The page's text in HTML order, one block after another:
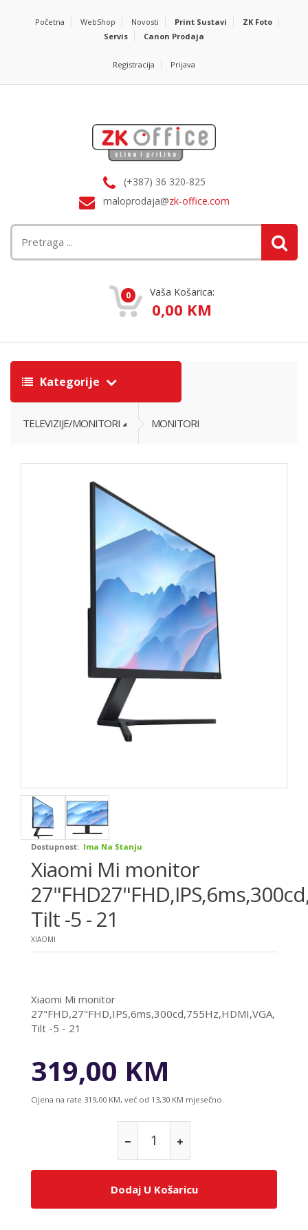
Početna WebShop Novosti Print Sustavi
ZK Foto
Servis
Canon Prodaja
Registracija Prijava
(+387) 36 320-825
maloprodaja@zk-office.com
0 Vaša Košarica:
0,00 KM
Kategorije
TELEVIZIJE/MONITORI MONITORI
Dostupnost: Ima Na Stanju
Xiaomi Mi monitor
Tilt -5 - 21
XIAOMI
Xiaomi Mi monitor
27"FHD,27"FHD,IPS,6ms,300cd,755Hz,HDMI,VGA,
Tilt -5 - 21
319,00 KM
Cijena na rate 319,00 KM, već od 13,30 KM mjesečno.
Dodaj U Košaricu